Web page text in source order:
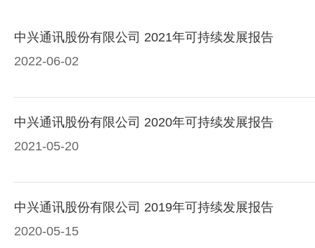
中兴通讯股份有限公司 2021年可持续发展报告
2022-06-02
中兴通讯股份有限公司 2020年可持续发展报告
2021-05-20
中兴通讯股份有限公司 2019年可持续发展报告
2020-05-15